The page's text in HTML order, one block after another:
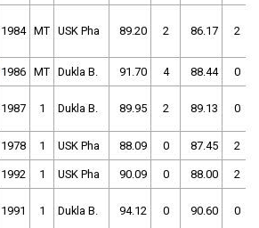
1984 MT USK Pha 89.20 2 86.17 2
1986 MT Dukla B. 91.70 4 88.44 0
1987 1 Dukla B. 89.95 2 89.13 0
1978 1 USK Pha 88.09 0 87.45 2
1992 1 USK Pha 90.09 0 88.00 2
1991 1 Dukla B. 94.12 0 90.60 0